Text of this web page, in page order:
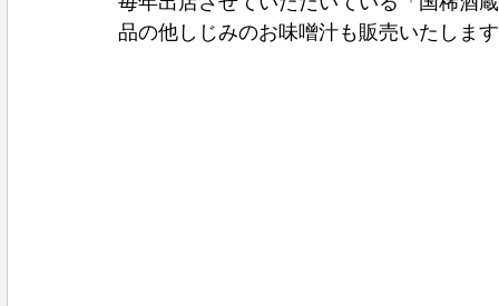
品の他しじみのお味噌汁も販売いたしま